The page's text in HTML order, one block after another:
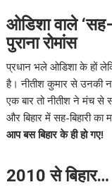
ओडिशा वाले
पुराना रोमांस
प्रधान भले ओडिशा के हों
है। नीतीश कुमार से उनकी
एक बार तो नीतीश ने मंच से
और बिहार में सह-बिहारी का
आप बस बिहार के ही हो गए!
2010 से